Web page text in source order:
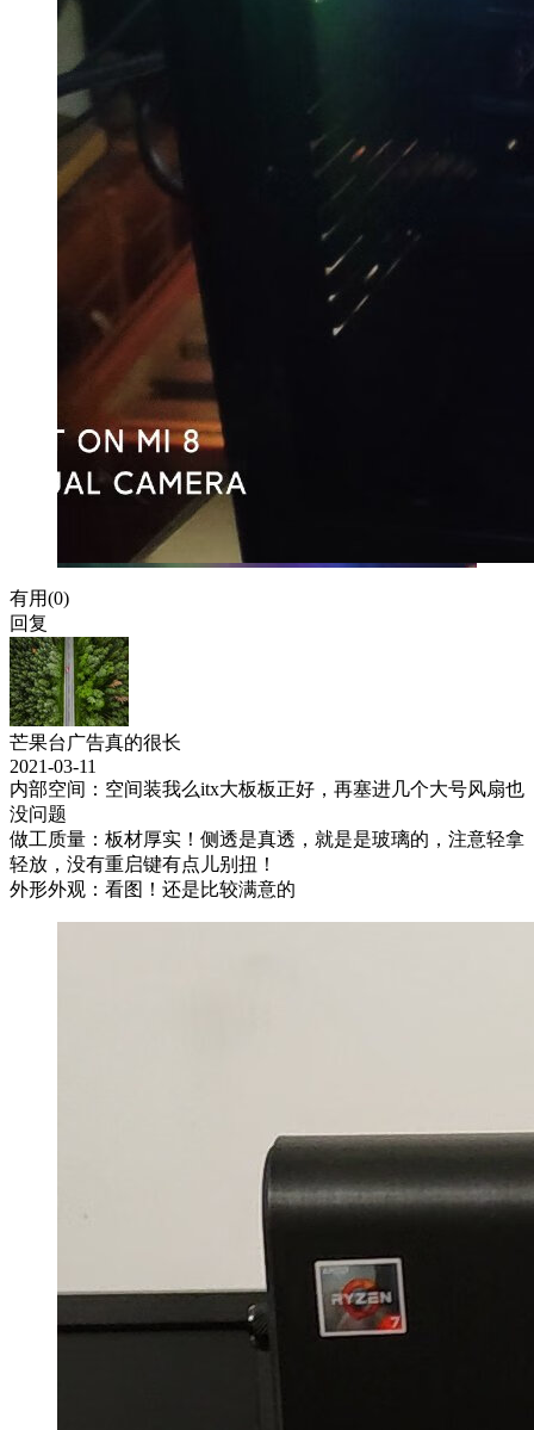
有用(0)
回复
芒果台广告真的很长
2021-03-11
内部空间：空间装我么itx大板板正好，再塞进几个大号风扇也
没问题
做工质量：板材厚实！侧透是真透，就是是玻璃的，注意轻拿
轻放，没有重启键有点儿别扭！
外形外观：看图！还是比较满意的